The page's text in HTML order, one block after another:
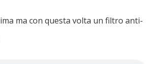
ma con questa volta un filtro anti-